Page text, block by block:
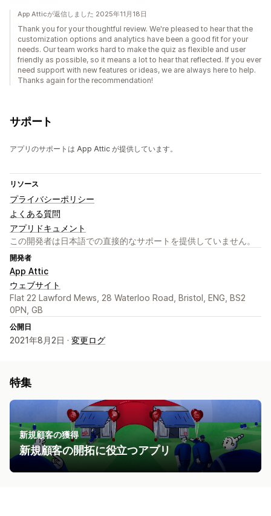
App Atticが返信しました 2025年11月18日
Thank you for your thoughtful review. We're pleased to hear that the
customization options and analytics have been a good fit for your
needs. Our team works hard to make the quiz as flexible and user
friendly as possible, so it means a lot to hear that reflected. If you ever
need support with new features or ideas, we are always here to help.
Thanks again for the recommendation!
サポート
アプリのサポートは App Attic が提供しています。
リソース
プライバシーポリシー
よくある質問
アプリドキュメント
この開発者は日本語での直接的なサポートを提供していません。
開発者
App Attic
ウェブサイト
Flat 22 Lawford Mews, 28 Waterloo Road, Bristol, ENG, BS2
0PN, GB
公開日
2021年8月2日 · 変更ログ
特集
新規顧客の獲得
新規顧客の開拓に役立つアプリ